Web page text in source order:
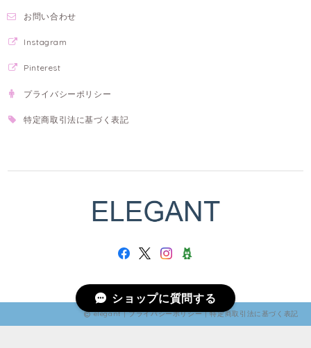
お問い合わせ
Instagram
Pinterest
プライバシーポリシー
特定商取引法に基づく表記
elegant |プライバシーポリシー|特定商取引法に基づく表記
ショップに質問する